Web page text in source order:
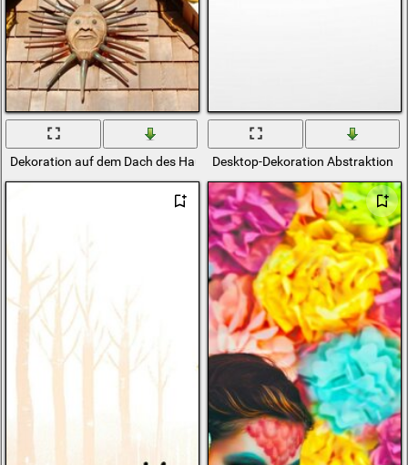
Dekoration auf dem Dach des Hauses am Himmelshintergrund
Desktop-Dekoration Abstraktion